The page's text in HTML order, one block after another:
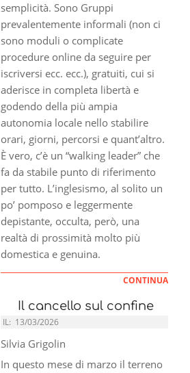
semplicità. Sono Gruppi
prevalentemente informali (non ci
sono moduli o complicate
procedure online da seguire per
iscriversi ecc. ecc.), gratuiti, cui si
aderisce in completa libertà e
godendo della più ampia
autonomia locale nello stabilire
orari, giorni, percorsi e quant’altro.
È vero, c’è un “walking leader” che
fa da stabile punto di riferimento
per tutto. L’inglesismo, al solito un
po’ pomposo e leggermente
depistante, occulta, però, una
realtà di prossimità molto più
domestica e genuina.
CONTINUA
Il cancello sul confine
IL: 13/03/2026
Silvia Grigolin
In questo mese di marzo il terreno